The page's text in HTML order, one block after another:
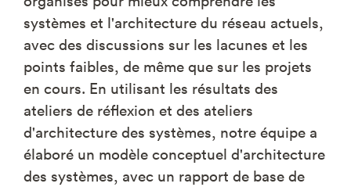
systèmes et l'architecture du réseau actuels,
avec des discussions sur les lacunes et les
points faibles, de même que sur les projets
en cours. En utilisant les résultats des
ateliers de réflexion et des ateliers
d'architecture des systèmes, notre équipe a
élaboré un modèle conceptuel d'architecture
des systèmes, avec un rapport de base de